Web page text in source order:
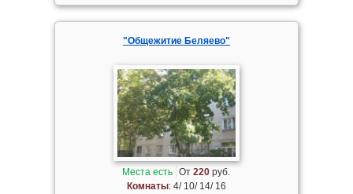
"Общежитие Беляево"
Места есть От220 руб.
Комнаты: 4/ 10/ 14/ 16